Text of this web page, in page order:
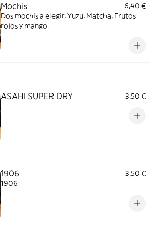
Mochis
6,40 €
Dos mochis a elegir, Yuzu, Matcha, Frutos
rojos y mango.
ASAHI SUPER DRY 3,50 €
1906
3,50 €
1906